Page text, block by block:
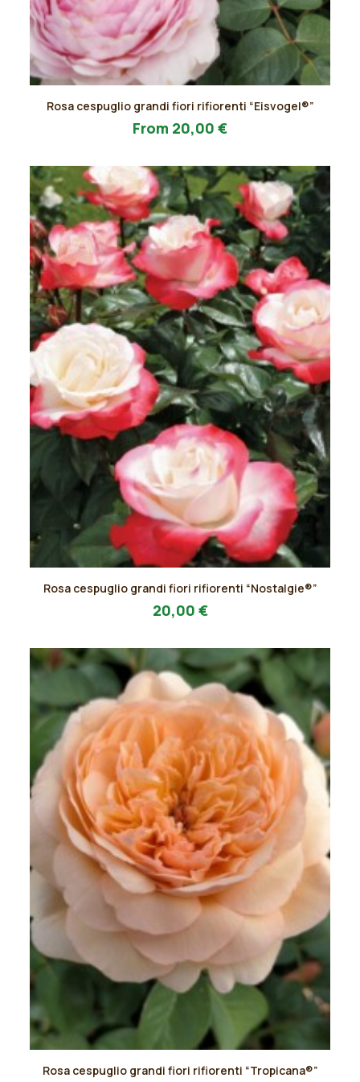
prodotto
Le
opzioni
possono
essere
scelte
nella
pagina
del
prodotto
Rosa cespuglio grandi fiori rifiorenti “Eisvogel®”
From 20,00 €
prodotto
Le
opzioni
essere
scelte
nella
pagina
del
prodotto
Rosa cespuglio grandi fiori rifiorenti “Nostalgie®”
20,00 €
prodotto
Rosa cespuglio grandi fiori rifiorenti “Tropicana®”